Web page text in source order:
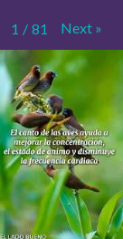
1 / 81 Next »